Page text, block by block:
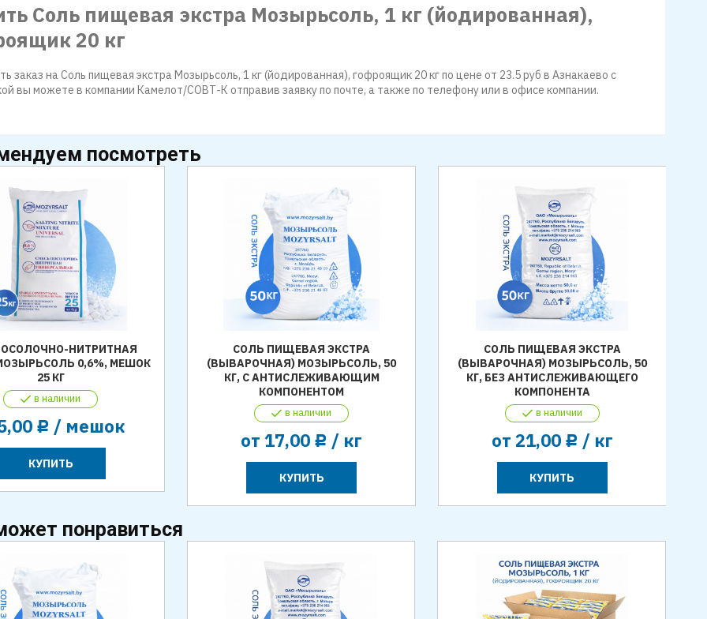
Соль пищевая экстра Мозырьсоль, 1 кг (йодированная),
20 кг
заказ на Соль пищевая экстра Мозырьсоль, 1 кг (йодированная), гофроящик 20 кг по цене от 23.5 руб в Азнакаево с
вы можете в компании Камелот/СОВТ-К отправив заявку по почте, а также по телефону или в офисе компании.
посмотреть
НИТРИТНАЯ
0,6%, МЕШОК
25 КГ
в наличии
Р / мешок
КУПИТЬ
СОЛЬ ПИЩЕВАЯ ЭКСТРА
(ВЫВАРОЧНАЯ) МОЗЫРЬСОЛЬ, 50
КГ, С АНТИСЛЕЖИВАЮЩИМ
КОМПОНЕНТОМ
в наличии
от 17,00 Р / кг
КУПИТЬ
СОЛЬ ПИЩЕВАЯ ЭКСТРА
(ВЫВАРОЧНАЯ) МОЗЫРЬСОЛЬ, 50
КГ, БЕЗ АНТИСЛЕЖИВАЮЩЕГО
КОМПОНЕНТА
в наличии
от 21,00 Р / кг
КУПИТЬ
понравиться